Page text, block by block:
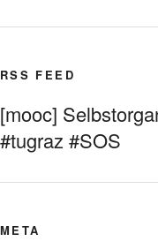
RSS FEED
[mooc]
#tugraz #SOS
META